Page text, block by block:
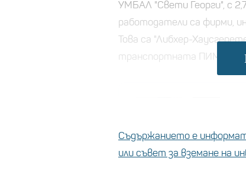
УМБАЛ "Свети Георги", с
работодатели са фирми,
Това са "Либхер-
транспортната ПИМК с по
Кой
Съдържанието е
или съвет за вземане на